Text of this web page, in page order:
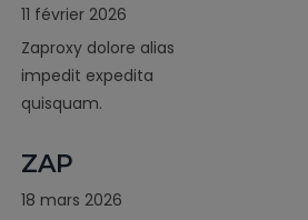
11 février 2026
Zaproxy dolore alias
impedit expedita
quisquam.
ZAP
18 mars 2026